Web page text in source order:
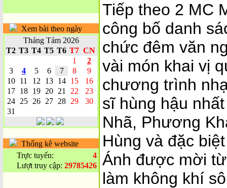
Xem bài theo ngày
Tháng Tám 2026
T2 T3 T4 T5 T6 T7 CN
1
2
3
4 5 6 7 8
9
10
11 12 13 14 15
16
17
18 19 20 21 22
23
24
25 26 27 28 29
30
31
Thống kê website
Trực tuyến:
4
Lượt truy cập: 29785426
Tiếp theo 2 MC
công bố danh
chức đêm văn
vài món khai vị
chương trình
sĩ hùng hậu
Nhã, Phương
Hùng và đặc
Ánh được mời
làm không khí